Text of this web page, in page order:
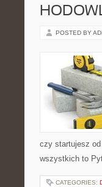
POSTED BY
czy startujesz
wszystkich to
CATEGORIES: